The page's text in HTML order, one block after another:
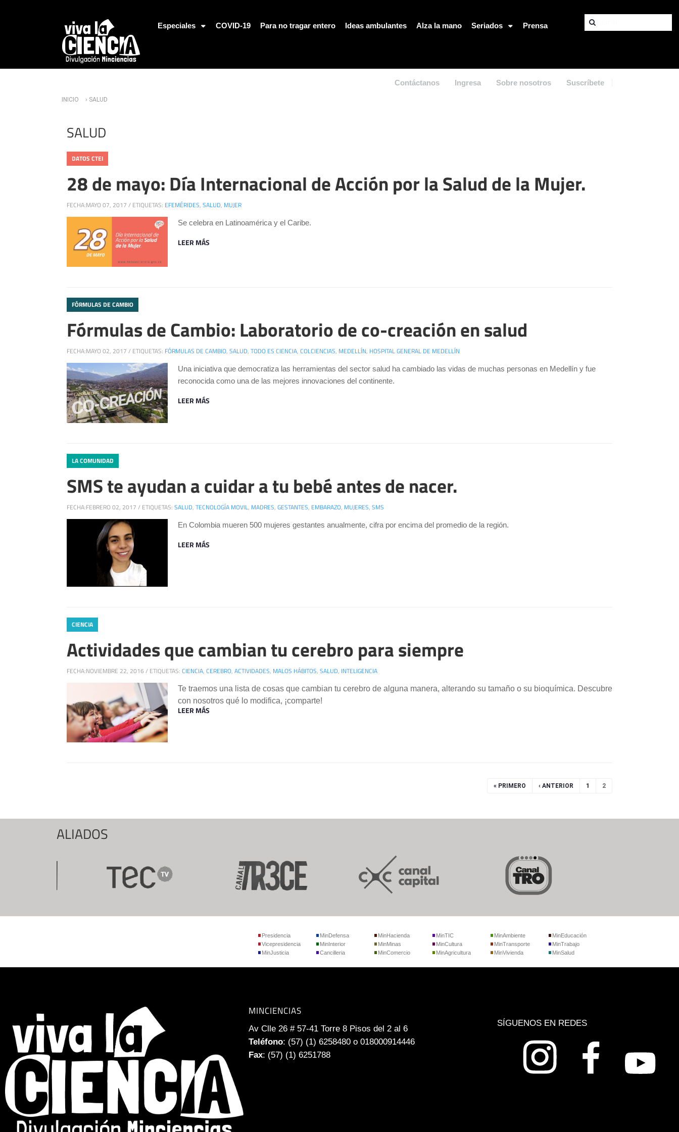
Especiales COVID-19 Para no tragar entero Ideas ambulantes Alza la mano Seriados Prensa
Contáctanos Ingresa Sobre nosotros Suscríbete
Usted está aquí
INICIO › SALUD
SALUD
DATOS CTEI
28 de mayo: Día Internacional de Acción por la Salud de la Mujer.
FECHA:MAYO 07, 2017 / ETIQUETAS: EFEMÉRIDES, SALUD, MUJER
Se celebra en Latinoamérica y el Caribe.
LEER MÁS
FÓRMULAS DE CAMBIO
Fórmulas de Cambio: Laboratorio de co-creación en salud
FECHA:MAYO 02, 2017 / ETIQUETAS: FÓRMULAS DE CAMBIO, SALUD, TODO ES CIENCIA, COLCIENCIAS, MEDELLÍN, HOSPITAL GENERAL DE MEDELLÍN
Una iniciativa que democratiza las herramientas del sector salud ha cambiado las vidas de muchas personas en Medellín y fue
reconocida como una de las mejores innovaciones del continente.
LEER MÁS
LA COMUNIDAD
SMS te ayudan a cuidar a tu bebé antes de nacer.
FECHA:FEBRERO 02, 2017 / ETIQUETAS: SALUD, TECNOLOGÍA MOVIL, MADRES, GESTANTES, EMBARAZO, MUJERES, SMS
En Colombia mueren 500 mujeres gestantes anualmente, cifra por encima del promedio de la región.
LEER MÁS
CIENCIA
Actividades que cambian tu cerebro para siempre
FECHA:NOVIEMBRE 22, 2016 / ETIQUETAS: CIENCIA, CEREBRO, ACTIVIDADES, MALOS HÁBITOS, SALUD, INTELIGENCIA
Te traemos una lista de cosas que cambian tu cerebro de alguna manera, alterando su tamaño o su bioquímica. Descubre
con nosotros qué lo modifica, ¡comparte!
LEER MÁS
« PRIMERO ‹ ANTERIOR 1 2
ALIADOS
Presidencia
Vicepresidencia
MinJusticia
MinDefensa
MinInterior
Cancilleria
MinHacienda
MinMinas
MinComercio
MinTIC
MinCultura
MinAgricultura
MinAmbiente
MinTransporte
MinVivienda
MinEducación
MinTrabajo
MinSalud
MINCIENCIAS
Av Clle 26 # 57-41 Torre 8 Pisos del 2 al 6
Teléfono: (57) (1) 6258480 o 018000914446
Fax: (57) (1) 6251788
SÍGUENOS EN REDES